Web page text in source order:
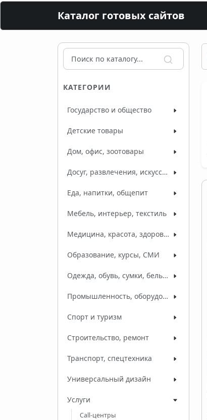
Каталог готовых сайтов
КАТЕГОРИИ
Государство и общество
Детские товары
Дом, офис, зоотовары
Досуг, развлечения, искусство
Еда, напитки, общепит
Мебель, интерьер, текстиль
Медицина, красота, здоровье
Образование, курсы, СМИ
Одежда, обувь, сумки, белье, ткани
Промышленность, оборудование, сырье
Спорт и туризм
Строительство, ремонт
Транспорт, спецтехника
Универсальный дизайн
Услуги
Call-центры